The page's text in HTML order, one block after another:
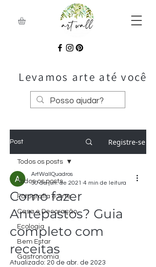
Levamos arte até você
Post Registre-se
Todos os posts
Fotografia e Arte
Casa e Decoração
Ecologia
Bem Estar
Gastronomia
Todos os posts
Como fazer
Antepastos? Guia
completo com
receitas
ArtWallQuadros
30 de jun. de 2021 4 min de leitura
Atualizado: 20 de abr. de 2023